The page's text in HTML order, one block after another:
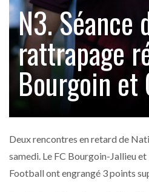
N3. Séance
rattrapage
Bourgoin et
Deux rencontres en retard de
samedi. Le FC Bourgoin-Jallieu
Football ont engrangé 3 points